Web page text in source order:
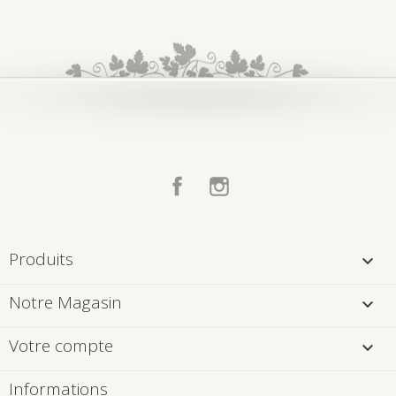
Facebook
Produits 
Notre Magasin 
Votre compte 
Informations